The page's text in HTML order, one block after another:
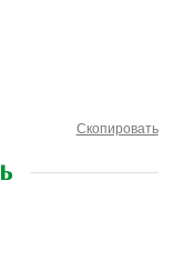
Скопировать